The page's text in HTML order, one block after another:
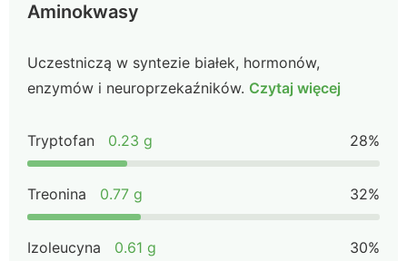
Aminokwasy
Uczestniczą w syntezie białek, hormonów,
enzymów i neuroprzekaźników. Czytaj więcej
Tryptofan 0.23 g 28%
Treonina 0.77 g 32%
Izoleucyna 0.61 g 30%